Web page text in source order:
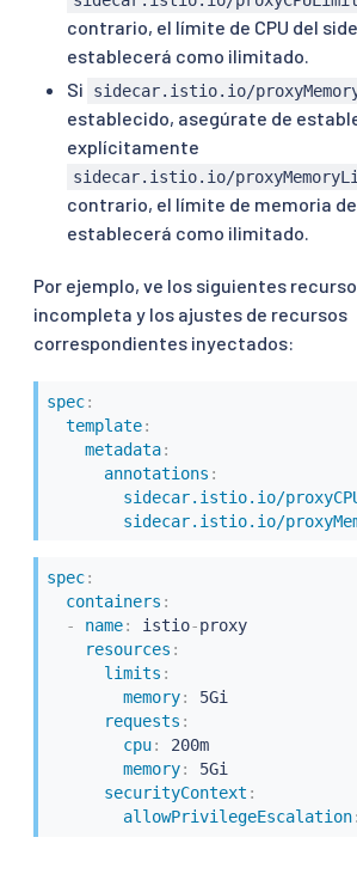
contrario, el límite de CPU del
establecerá como ilimitado.
Si
sidecar.istio.io/
establecido, asegúrate de
explícitamente
sidecar.istio.io/
contrario, el límite de memoria
establecerá como ilimitado.
Por ejemplo, ve los siguientes
incompleta y los ajustes de recursos
correspondientes inyectados:
spec:
template:
metadata:
annotations :
sidecar.istio.io/
sidecar.istio.io/
spec:
containers :
-
name: istio-proxy
resources :
limits :
memory:
5Gi
requests :
cpu:
200m
memory:
5Gi
securityContext :
allowPrivilegeEscalation: